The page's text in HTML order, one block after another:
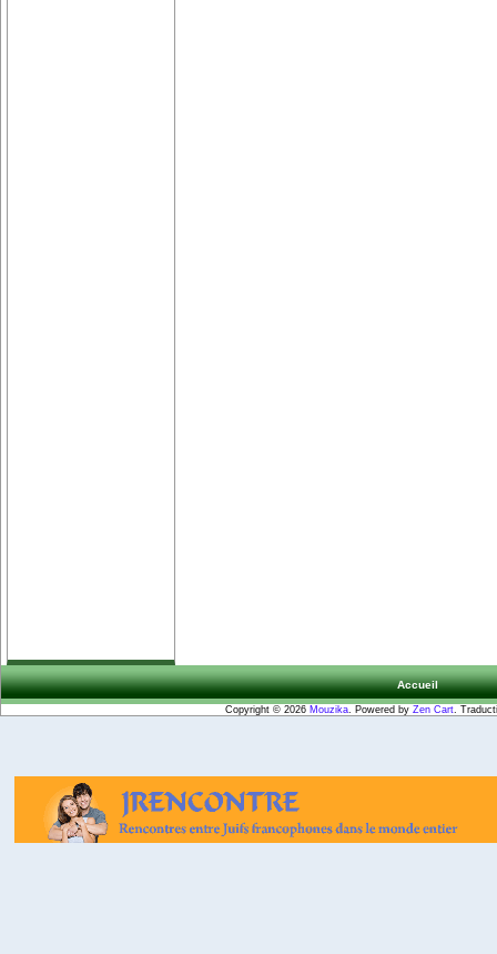
Accueil
Copyright © 2026 Mouzika. Powered by Zen Cart.